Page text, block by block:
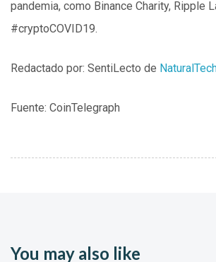
pandemia, como Binance Charity, Ripple
#cryptoCOVID19.
Redactado por: SentiLecto de
Fuente: CoinTelegraph
You may also like